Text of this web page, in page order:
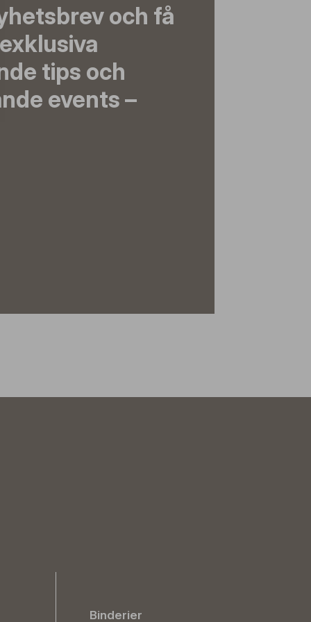
och få
tips och
events –
Binderier